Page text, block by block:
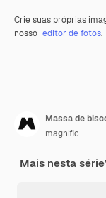
Crie suas próprias
nosso editor de fotos.
Massa de
magnific
Mais nesta série